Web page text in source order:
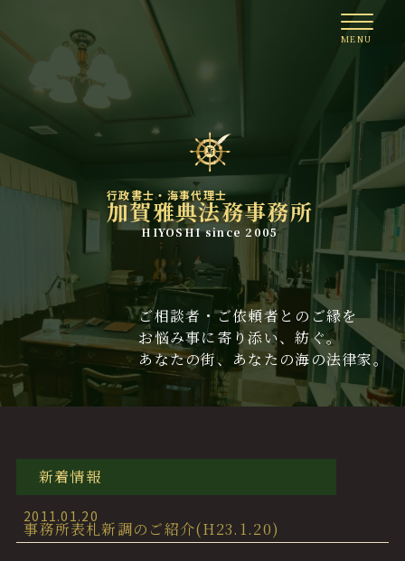
行政書士・海事代理士
加賀雅典法務事務所
HIYOSHI since 2005
ご相談者・ご依頼者とのご縁を
お悩み事に寄り添い、紡ぐ。
あなたの街、あなたの海の法律家。
新着情報
2011.01.20
事務所表札新調のご紹介(H23.1.20)